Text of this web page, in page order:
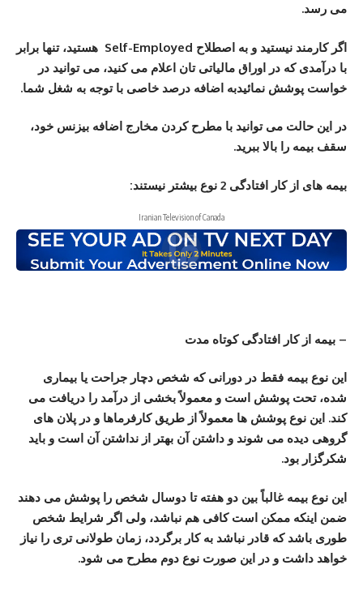
می رسد.
اگر کارمند نیستید و به اصطلاح Self-Employed هستید، تنها برابر
با درآمدی که در اوراق مالیاتی تان اعلام می کنید، می توانید در
خواست پوشش نمائیدبه اضافه درصد خاصی با توجه به شغل شما.
در این حالت می توانید با مطرح کردن مخارج اضافه بیزنس خود،
سقف بیمه را بالا ببرید.
بیمه های از کار افتادگی 2 نوع بیشتر نیستند:
Iranian Television of Canada
– بیمه از کار افتادگی کوتاه مدت
این نوع بیمه فقط در دورانی که شخص دچار جراحت یا بیماری
شده، تحت پوشش است و معمولاً بخشی از درآمد را دریافت می
کند. این نوع پوشش ها معمولاً از طریق کارفرماها و در پلان های
گروهی دیده می شوند و داشتن آن بهتر از نداشتن آن است و باید
شکرگزار بود.
این نوع بیمه غالباً بین دو هفته تا دوسال شخص را پوشش می دهند
ضمن اینکه ممکن است کافی هم نباشد، ولی اگر شرایط شخص
طوری باشد که قادر نباشد به کار برگردد، زمان طولانی تری را نیاز
خواهد داشت و در این صورت نوع دوم مطرح می شود.